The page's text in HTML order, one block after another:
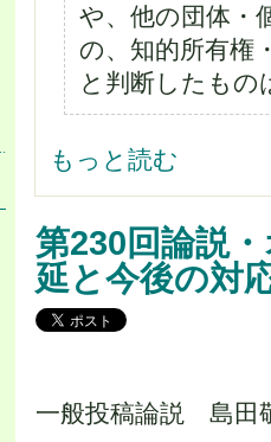
や、他の団体・
の、知的所有権
と判断したもの
論説委員会 について
もっと読む
第230回論説
延と今後の対
一般投稿論説 島